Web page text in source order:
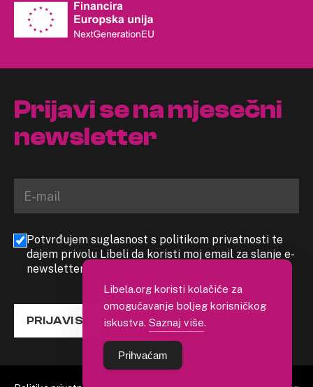
Prijavi se na mjesečni
newsletter
Potvrđujem suglasnost s politikom privatnosti te
dajem privolu Libeli da koristi moj email za slanje e-
newslettera
PRIJAVI SE
Libela.org koristi kolačiće za
omogućavanje boljeg korisničkog
iskustva. Saznaj više.
Prihvaćam